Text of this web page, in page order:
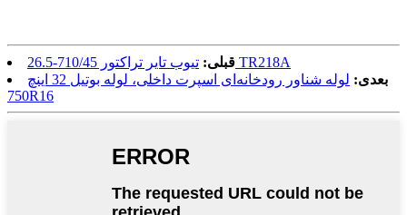
قبلی: تیوب تایر تراکتور 710/45-26.5 TR218A
بعدی:
لوله شناور رودخانه‌ای اسپرت داخلی، لوله بوتیل 32 اینچ
750R16